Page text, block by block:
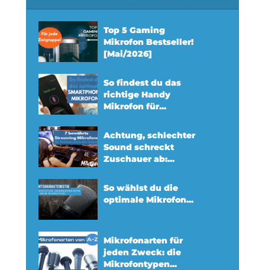
Top 5 Gaming
Mikrofon Bestseller!
[Mai/2026]
So findest du das
richtige Handy
Mikrofon für...
Achtung, schlechter
Sound schreckt
Zuschauer ab:...
So wählst du die
optimale Mikrofon...
Mikrofonarten für
jeden Zweck: die
Mikrofontypen...